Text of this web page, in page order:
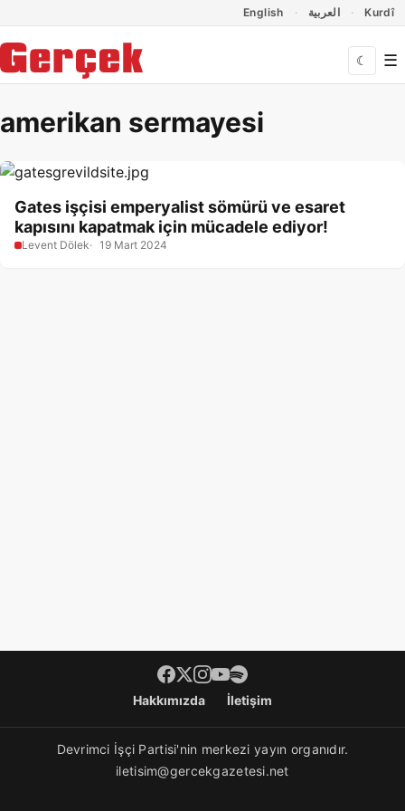
English العربية Kurdî
☾ ☰
amerikan sermayesi
Gates işçisi emperyalist sömürü ve esaret
kapısını kapatmak için mücadele ediyor!
Levent Dölek 19 Mart 2024
Footer menüHakkımızda İletişim
Devrimci İşçi Partisi'nin merkezi yayın organıdır.
iletisim@gercekgazetesi.net